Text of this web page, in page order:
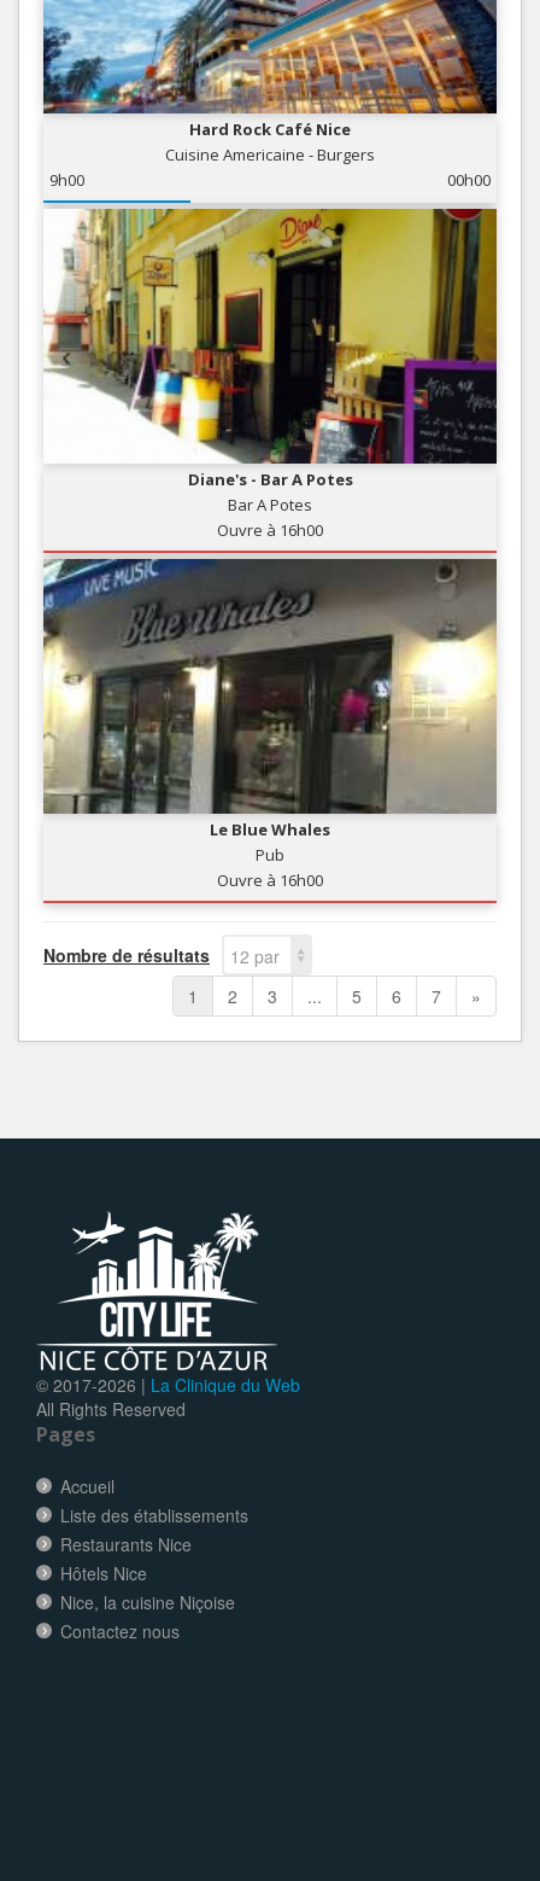
Hard Rock Café Nice
Cuisine Americaine - Burgers
9h00
00h00
Diane's - Bar A Potes
Bar A Potes
Ouvre à 16h00
Le Blue Whales
Pub
Ouvre à 16h00
Nombre de résultats
12 par
page
1 2 3 ... 5 6 7 »
© 2017-2026 | La Clinique du Web
All Rights Reserved
Pages
Accueil
Liste des établissements
Restaurants Nice
Hôtels Nice
Nice, la cuisine Niçoise
Contactez nous